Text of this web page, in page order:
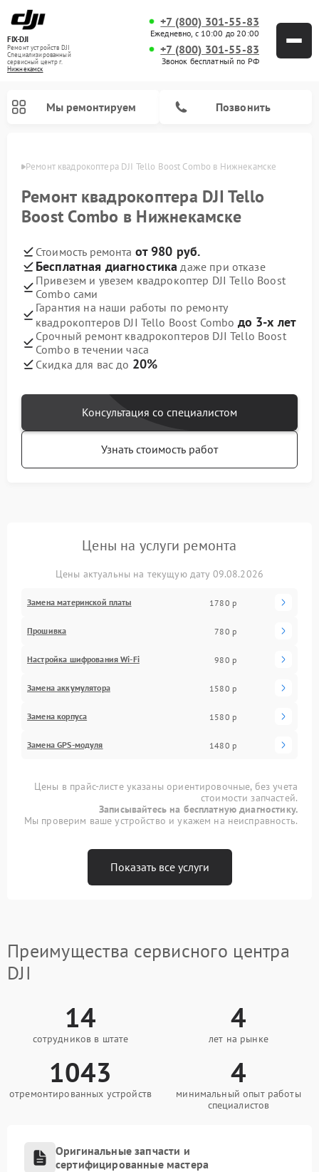
FIX-DJI
Ремонт устройств DJI
Специализированный
cервисный центр г.
Нижнекамск
+7 (800) 301-55-83
Ежедневно, с 10:00 до 20:00
+7 (800) 301-55-83
Звонок бесплатный по РФ
Мы ремонтируем Позвонить
Ремонт квадрокоптера DJI Tello Boost Combo в Нижнекамске
Ремонт квадрокоптера DJI Tello
Boost Combo в Нижнекамске
Стоимость ремонта от 980 руб.
Бесплатная диагностика даже при отказе
Привезем и увезем квадрокоптер DJI Tello Boost
Combo сами
Гарантия на наши работы по ремонту
квадрокоптеров DJI Tello Boost Combo до 3-х лет
Срочный ремонт квадрокоптеров DJI Tello Boost
Combo в течении часа
Скидка для вас до 20%
Консультация со специалистом
Узнать стоимость работ
Цены на услуги ремонта
Цены актуальны на текущую дату 09.08.2026
Замена материнской платы 1780 р
Прошивка 780 р
Настройка шифрования Wi-Fi 980 р
Замена аккумулятора 1580 р
Замена корпуса 1580 р
Замена GPS-модуля 1480 р
Цены в прайс-листе указаны ориентировочные, без учета
стоимости запчастей.
Записывайтесь на бесплатную диагностику.
Мы проверим ваше устройство и укажем на неисправность.
Показать все услуги
Преимущества сервисного центра
DJI
14
сотрудников в штате
4
лет на рынке
1043
отремонтированных устройств
4
минимальный опыт работы
специалистов
Оригинальные запчасти и
сертифицированные мастера